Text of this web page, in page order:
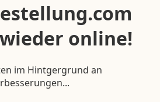
online!
im Hintgergrund an